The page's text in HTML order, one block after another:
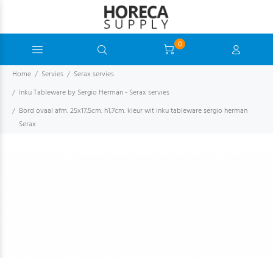
0
Home Servies
Serax servies
Inku Tableware by Sergio Herman - Serax servies
Bord ovaal afm. 25x17,5cm. h1,7cm. kleur wit inku tableware sergio herman
Serax